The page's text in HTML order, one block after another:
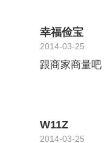
幸福俭宝
2014-03-25
跟商家商量吧
W11Z
2014-03-25